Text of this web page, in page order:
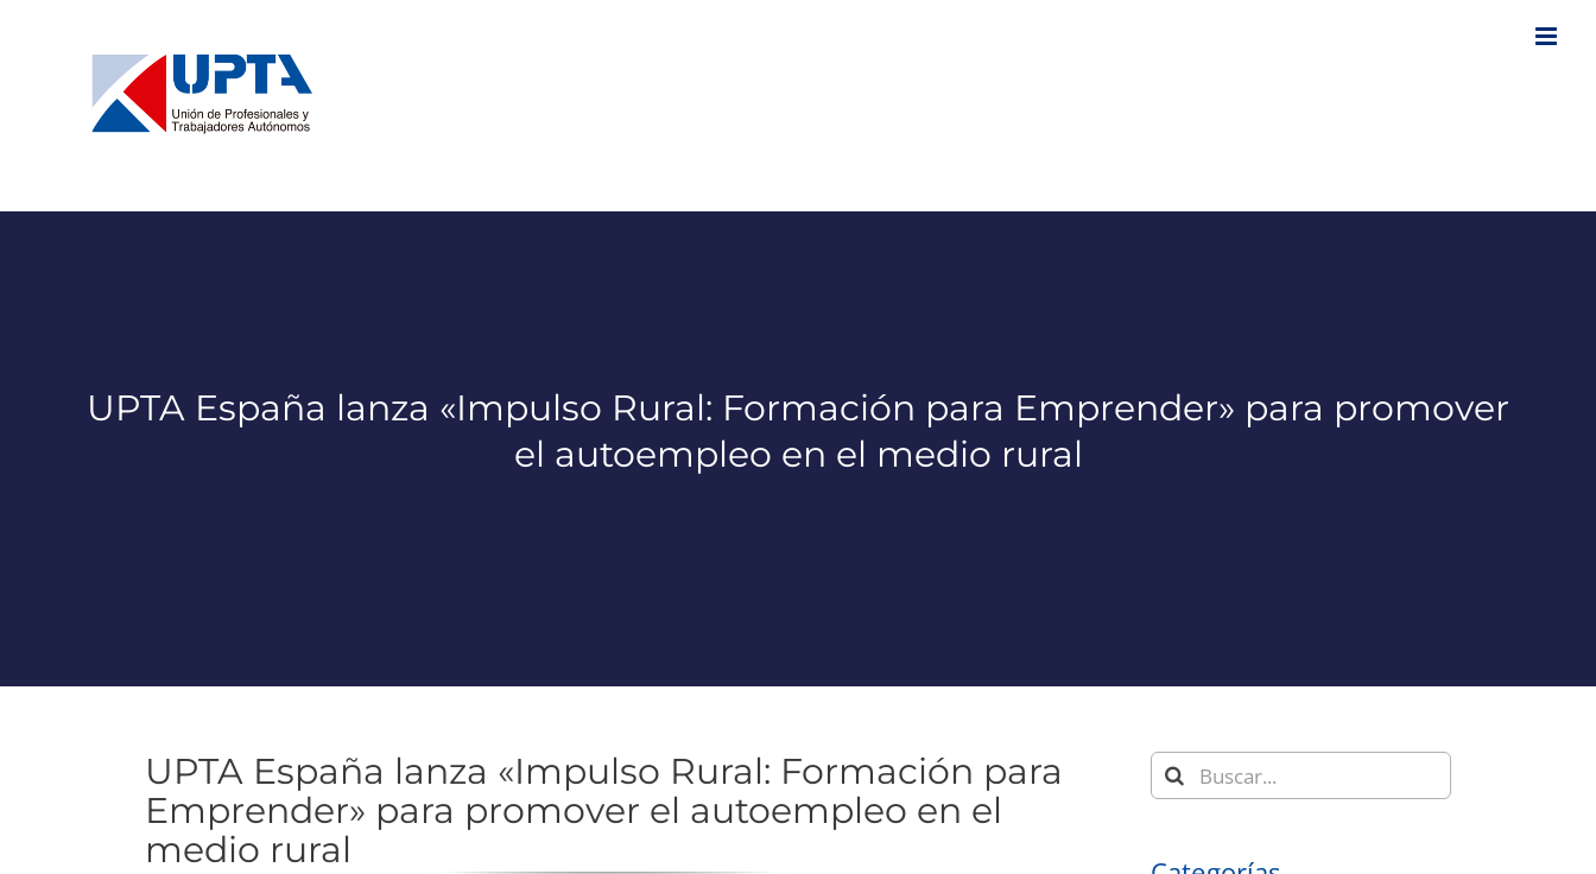
UPTA España lanza «Impulso Rural: Formación para Emprender» para promover
el autoempleo en el medio rural
UPTA España lanza «Impulso Rural: Formación para
Emprender» para promover el autoempleo en el
medio rural
Buscar: